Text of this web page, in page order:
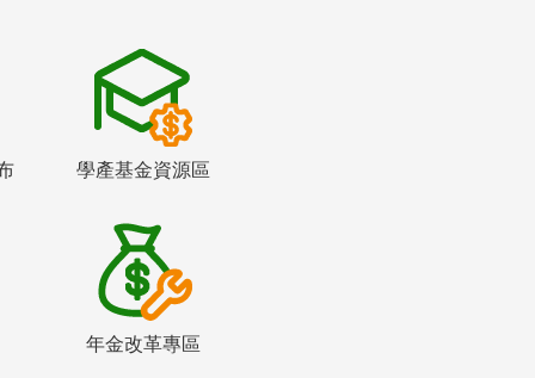
學產基金資源區
年金改革專區